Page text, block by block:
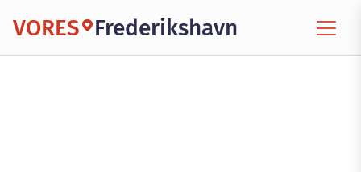
VORES Frederikshavn